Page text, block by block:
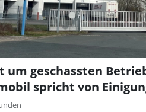
um geschassten
spricht von